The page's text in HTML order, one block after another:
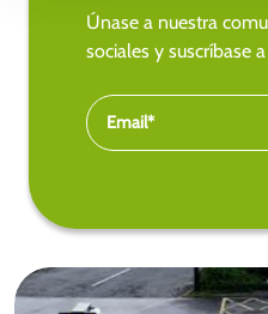
Únase a nuestra
sociales y suscríbase